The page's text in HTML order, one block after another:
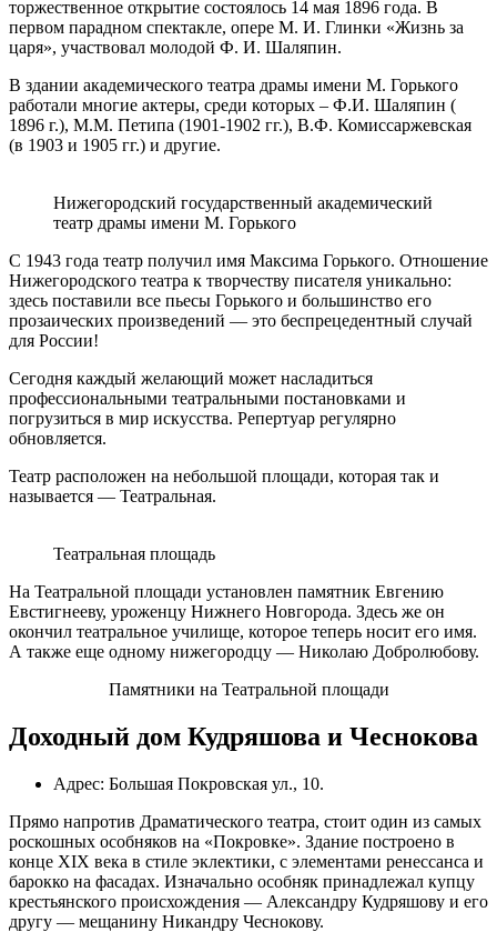
торжественное открытие состоялось 14 мая 1896 года. В
первом парадном спектакле, опере М. И. Глинки «Жизнь за
царя», участвовал молодой Ф. И. Шаляпин.
В здании академического театра драмы имени М. Горького
работали многие актеры, среди которых – Ф.И. Шаляпин (
1896 г.), М.М. Петипа (1901-1902 гг.), В.Ф. Комиссаржевская
(в 1903 и 1905 гг.) и другие.
Нижегородский государственный академический
театр драмы имени М. Горького
С 1943 года театр получил имя Максима Горького. Отношение
Нижегородского театра к творчеству писателя уникально:
здесь поставили все пьесы Горького и большинство его
прозаических произведений — это беспрецедентный случай
для России!
Сегодня каждый желающий может насладиться
профессиональными театральными постановками и
погрузиться в мир искусства. Репертуар регулярно
обновляется.
Театр расположен на небольшой площади, которая так и
называется — Театральная.
Театральная площадь
На Театральной площади установлен памятник Евгению
Евстигнееву, уроженцу Нижнего Новгорода. Здесь же он
окончил театральное училище, которое теперь носит его имя.
А также еще одному нижегородцу — Николаю Добролюбову.
Памятники на Театральной площади
Доходный дом Кудряшова и Чеснокова
Адрес: Большая Покровская ул., 10.
Прямо напротив Драматического театра, стоит один из самых
роскошных особняков на «Покровке». Здание построено в
конце XIX века в стиле эклектики, с элементами ренессанса и
барокко на фасадах. Изначально особняк принадлежал купцу
крестьянского происхождения — Александру Кудряшову и его
другу — мещанину Никандру Чеснокову.